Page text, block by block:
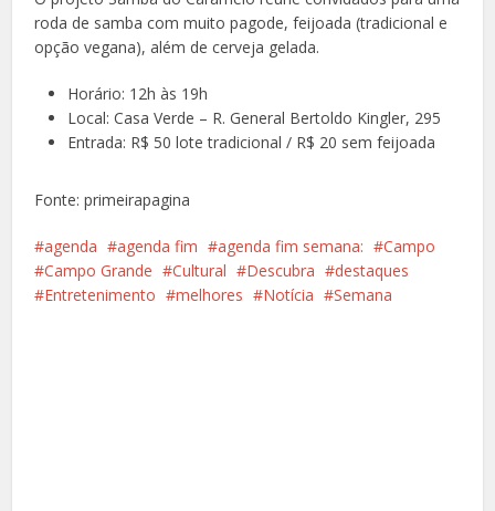
roda de samba com muito pagode, feijoada (tradicional e
opção vegana), além de cerveja gelada.
Horário: 12h às 19h
Local: Casa Verde – R. General Bertoldo Kingler, 295
Entrada: R$ 50 lote tradicional / R$ 20 sem feijoada
Fonte: primeirapagina
agenda agenda fim agenda fim semana:
Campo
Campo Grande
Cultural Descubra
destaques
Entretenimento
melhores Notícia Semana